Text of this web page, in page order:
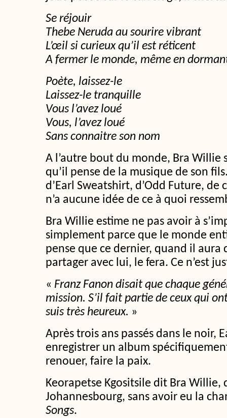
Se réjouir
Thebe Neruda au sourire vibrant
L’œil si curieux qu’il est réticent
A fermer le monde, même en
Poète, laissez-le
Laissez-le tranquille
Vous l’avez loué
Vous, l’avez loué
Sans connaitre son nom
A l’autre bout du monde, Bra Willie
qu’il pense de la musique de son
d’Earl Sweatshirt, d’Odd Future,
n’a aucune idée de ce à quoi
Bra Willie estime ne pas avoir à
simplement parce que le monde
pense que ce dernier, quand il aura
partager avec lui, le fera. Ce n’est
« Franz Fanon disait que chaque
mission. S’il fait partie de ceux qui
suis très heureux. »
Après trois ans passés dans le noir,
enregistrer un album
renouer, faire la paix.
Keorapetse Kgositsile dit Bra Willie,
Johannesbourg, sans avoir eu la
Songs.